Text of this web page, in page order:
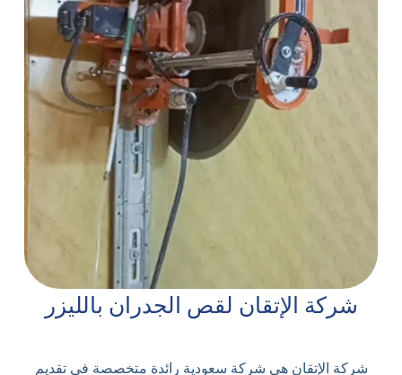
شركة الإتقان لقص الجدران بالليزر
شركة الإتقان هي شركة سعودية رائدة متخصصة في تقديم